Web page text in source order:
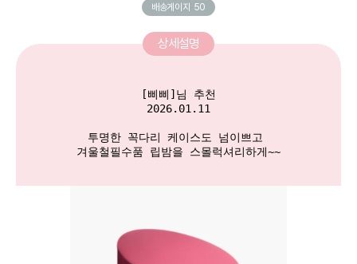
배송게이지 50
상세설명
[삐삐]님 추천
2026.01.11
투명한 꼭다리 케이스도 넘이쁘고
겨울철필수품 립밤을 스몰럭셔리하게~~